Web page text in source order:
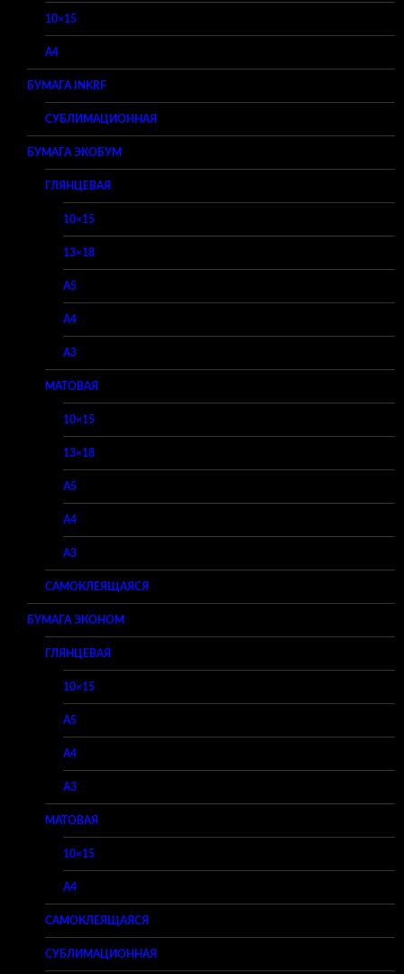
10×15
A4
БУМАГА INKRF
СУБЛИМАЦИОННАЯ
БУМАГА ЭКОБУМ
ГЛЯНЦЕВАЯ
10×15
13×18
A5
A4
A3
МАТОВАЯ
10×15
13×18
A5
A4
A3
САМОКЛЕЯЩАЯСЯ
БУМАГА ЭКОНОМ
ГЛЯНЦЕВАЯ
10×15
A5
A4
A3
МАТОВАЯ
10×15
A4
САМОКЛЕЯЩАЯСЯ
СУБЛИМАЦИОННАЯ